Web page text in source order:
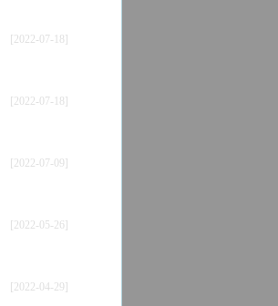
[2022-07-18]
[2022-07-18]
[2022-07-09]
[2022-05-26]
[2022-04-29]